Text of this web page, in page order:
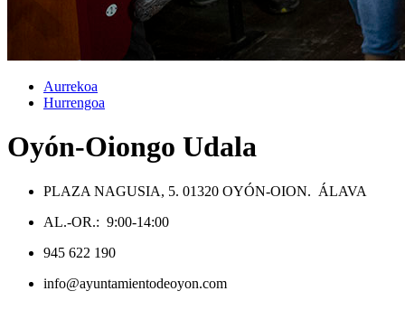
Aurrekoa
Hurrengoa
Oyón-Oiongo Udala
PLAZA NAGUSIA, 5. 01320 OYÓN-OION. ÁLAVA
AL.-OR.: 9:00-14:00
945 622 190
info@ayuntamientodeoyon.com